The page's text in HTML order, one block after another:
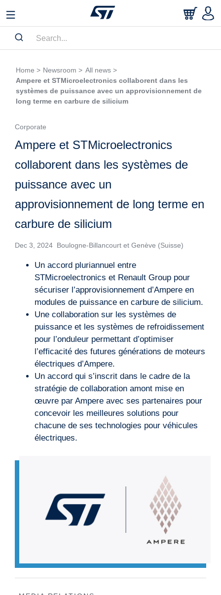
Home > Newsroom > All news >
Ampere et STMicroelectronics collaborent dans les
systèmes de puissance avec un approvisionnement de
long terme en carbure de silicium
Corporate
Ampere et STMicroelectronics
collaborent dans les systèmes de
puissance avec un
approvisionnement de long terme en
carbure de silicium
Dec 3, 2024 Boulogne-Billancourt et Genève (Suisse)
Un accord pluriannuel entre
STMicroelectronics et Renault Group pour
sécuriser l’approvisionnement d’Ampere en
modules de puissance en carbure de silicium.
Une collaboration sur les systèmes de
puissance et les systèmes de refroidissement
pour l’onduleur permettant d’optimiser
l’efficacité des futures générations de moteurs
électriques d’Ampere.
Un accord qui s’inscrit dans le cadre de la
stratégie de collaboration amont mise en
œuvre par Ampere avec ses partenaires pour
concevoir les meilleures solutions pour
chacune de ses technologies pour véhicules
électriques.